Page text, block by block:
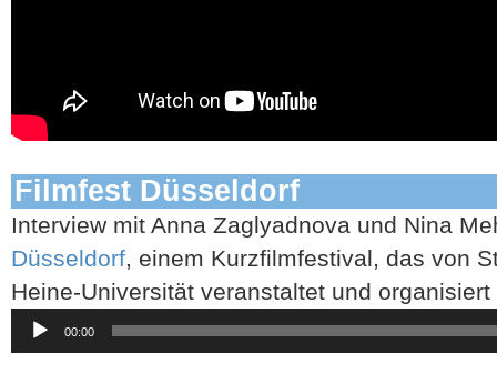
Filmfest Düsseldorf
Interview mit Anna Zaglyadnova und Nina
Düsseldorf, einem Kurzfilmfestival, das von
Heine-Universität veranstaltet und organisiert
Audio-
Player
00:00